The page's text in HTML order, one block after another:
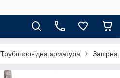
Трубопровідна арматура